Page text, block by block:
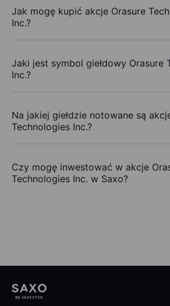
Jak mogę kupić akcje Orasure
Inc.?
Jaki jest symbol giełdowy Orasure
Inc.?
Na jakiej giełdzie notowane są
Technologies Inc.?
Czy mogę inwestować w akcje
Technologies Inc. w Saxo?